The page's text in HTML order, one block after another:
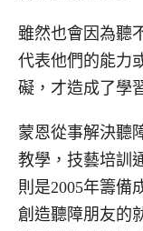
雖然也會因為聽
代表他們的能力
礙，才造成了學
蒙恩從事解決聽
教學，技藝培訓
則是2005年籌備
創造聽障朋友的